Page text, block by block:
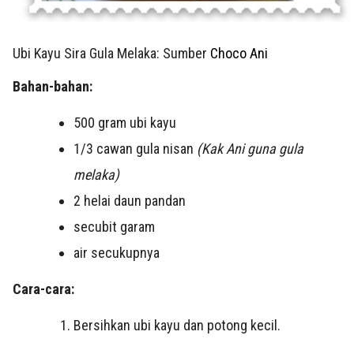
Ubi Kayu Sira Gula Melaka: Sumber Choco Ani
Bahan-bahan:
500 gram ubi kayu
1/3 cawan gula nisan (Kak Ani guna gula
melaka)
2 helai daun pandan
secubit garam
air secukupnya
Cara-cara:
Bersihkan ubi kayu dan potong kecil.